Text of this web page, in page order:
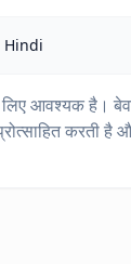
Hindi
आवश्यक है।
करती